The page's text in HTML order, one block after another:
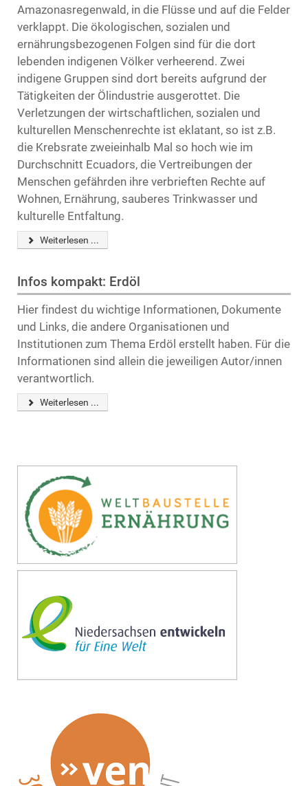
Amazonasregenwald, in die Flüsse und auf die Felder
verklappt. Die ökologischen, sozialen und
ernährungsbezogenen Folgen sind für die dort
lebenden indigenen Völker verheerend. Zwei
indigene Gruppen sind dort bereits aufgrund der
Tätigkeiten der Ölindustrie ausgerottet. Die
Verletzungen der wirtschaftlichen, sozialen und
kulturellen Menschenrechte ist eklatant, so ist z.B.
die Krebsrate zweieinhalb Mal so hoch wie im
Durchschnitt Ecuadors, die Vertreibungen der
Menschen gefährden ihre verbrieften Rechte auf
Wohnen, Ernährung, sauberes Trinkwasser und
kulturelle Entfaltung.
Weiterlesen ...
Infos kompakt: Erdöl
Hier findest du wichtige Informationen, Dokumente
und Links, die andere Organisationen und
Institutionen zum Thema Erdöl erstellt haben. Für die
Informationen sind allein die jeweiligen Autor/innen
verantwortlich.
Weiterlesen ...